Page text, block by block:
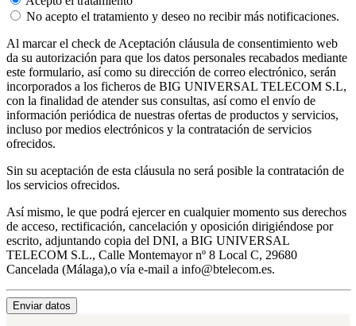
No acepto el tratamiento y deseo no recibir más notificaciones.
Al marcar el check de Aceptación cláusula de consentimiento web
da su autorización para que los datos personales recabados mediante
este formulario, así como su dirección de correo electrónico, serán
incorporados a los ficheros de BIG UNIVERSAL TELECOM S.L,
con la finalidad de atender sus consultas, así como el envío de
información periódica de nuestras ofertas de productos y servicios,
incluso por medios electrónicos y la contratación de servicios
ofrecidos.
Sin su aceptación de esta cláusula no será posible la contratación de
los servicios ofrecidos.
Así mismo, le que podrá ejercer en cualquier momento sus derechos
de acceso, rectificación, cancelación y oposición dirigiéndose por
escrito, adjuntando copia del DNI, a BIG UNIVERSAL
TELECOM S.L., Calle Montemayor nº 8 Local C, 29680
Cancelada (Málaga),o vía e-mail a info@btelecom.es.